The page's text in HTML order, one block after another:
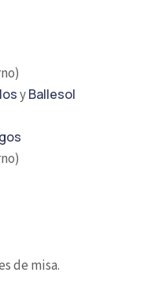
yBallesol
de misa.